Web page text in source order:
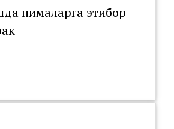
нималарга этибор